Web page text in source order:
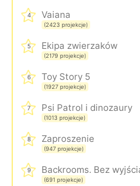
4 Vaiana
(2423 projekcje)
5 Ekipa zwierzaków
(2179 projekcje)
6 Toy Story 5
(1927 projekcje)
7 Psi Patrol i dinozaury
(1013 projekcje)
8 Zaproszenie
(947 projekcje)
9
(691 projekcje)